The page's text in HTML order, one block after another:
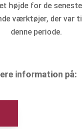
højde for de
værktøjer, der var
denne periode.
information på: